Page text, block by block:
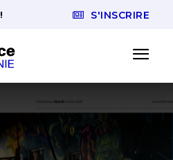
S'INSCRIRE